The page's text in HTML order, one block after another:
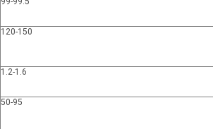
120-150
1.2-1.6
50-95